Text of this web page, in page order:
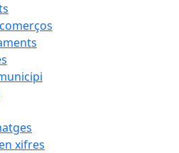
xifres